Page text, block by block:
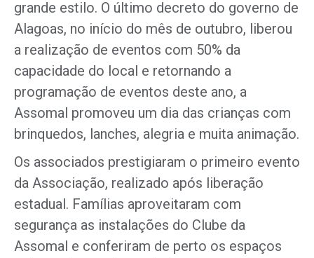
grande estilo. O último decreto do governo de
Alagoas, no início do mês de outubro, liberou
a realização de eventos com 50% da
capacidade do local e retornando a
programação de eventos deste ano, a
Assomal promoveu um dia das crianças com
brinquedos, lanches, alegria e muita animação.
Os associados prestigiaram o primeiro evento
da Associação, realizado após liberação
estadual. Famílias aproveitaram com
segurança as instalações do Clube da
Assomal e conferiram de perto os espaços